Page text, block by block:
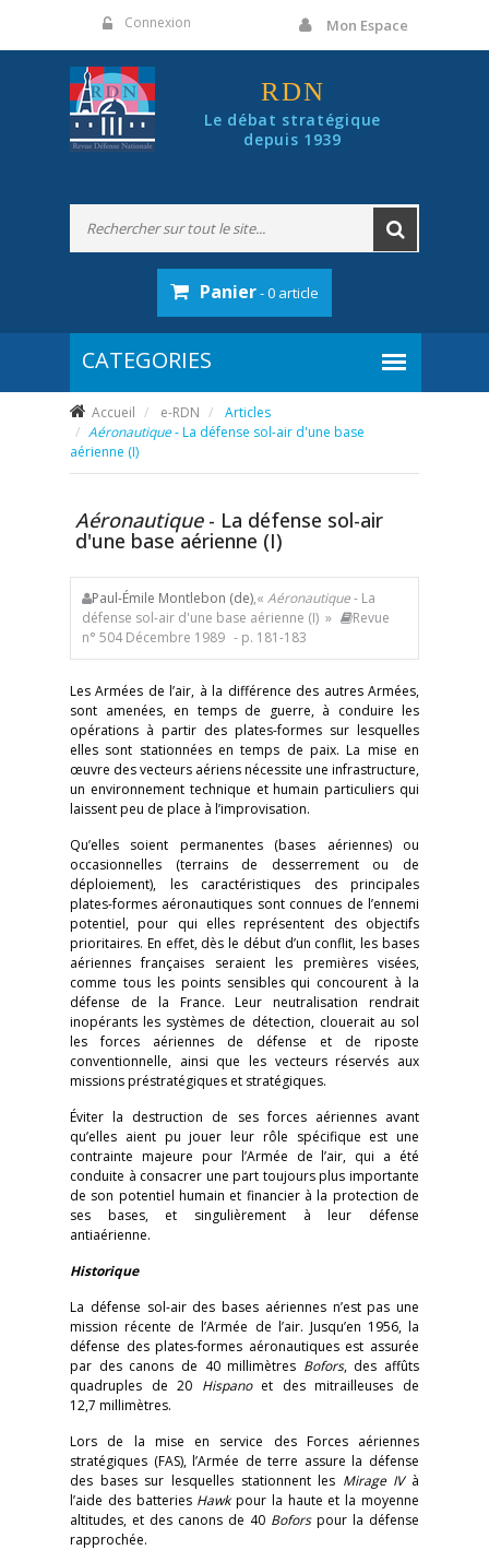
Connexion Mon Espace
RDN
Le débat stratégique
depuis 1939
Panier- 0 article
Accueil e-RDN
Articles
Aéronautique- La défense sol-air d'une base
aérienne (I)
Aéronautique - La défense sol-air
d'une base aérienne (I)
Paul-Émile Montlebon (de),« Aéronautique- La
défense sol-air d'une base aérienne (I) »
Revue
n° 504 Décembre 1989 - p. 181-183
Les Armées de l’air, à la différence des autres Armées,
sont amenées, en temps de guerre, à conduire les
opérations à partir des plates-formes sur lesquelles
elles sont stationnées en temps de paix. La mise en
œuvre des vecteurs aériens nécessite une infrastructure,
un environnement technique et humain particuliers qui
laissent peu de place à l’improvisation.
Qu’elles soient permanentes (bases aériennes) ou
occasionnelles (terrains de desserrement ou de
déploiement), les caractéristiques des principales
plates-formes aéronautiques sont connues de l’ennemi
potentiel, pour qui elles représentent des objectifs
prioritaires. En effet, dès le début d’un conflit, les bases
aériennes françaises seraient les premières visées,
comme tous les points sensibles qui concourent à la
défense de la France. Leur neutralisation rendrait
inopérants les systèmes de détection, clouerait au sol
les forces aériennes de défense et de riposte
conventionnelle, ainsi que les vecteurs réservés aux
missions préstratégiques et stratégiques.
Éviter la destruction de ses forces aériennes avant
qu’elles aient pu jouer leur rôle spécifique est une
contrainte majeure pour l’Armée de l’air, qui a été
conduite à consacrer une part toujours plus importante
de son potentiel humain et financier à la protection de
ses bases, et singulièrement à leur défense
antiaérienne.
Historique
La défense sol-air des bases aériennes n’est pas une
mission récente de l’Armée de l’air. Jusqu’en 1956, la
défense des plates-formes aéronautiques est assurée
par des canons de 40 millimètres Bofors, des affûts
quadruples de 20 Hispanoet des mitrailleuses de
12,7 millimètres.
Lors de la mise en service des Forces aériennes
stratégiques (FAS), l’Armée de terre assure la défense
des bases sur lesquelles stationnent les Mirage IVà
l’aide des batteries Hawkpour la haute et la moyenne
altitudes, et des canons de 40 Boforspour la défense
rapprochée.